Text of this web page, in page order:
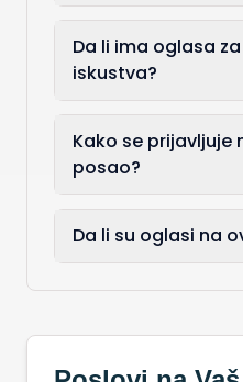
Da li ima oglasa
iskustva?
Kako se prijavljuje
posao?
Da li su oglasi na